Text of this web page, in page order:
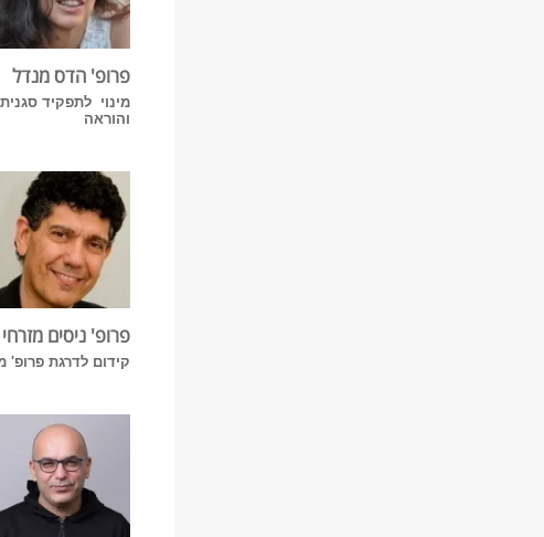
פרופ' הדס מנדל
מינוי לתפקיד
והוראה
פרופ' ניסים מזרחי
קידום לדרגת פרופ'